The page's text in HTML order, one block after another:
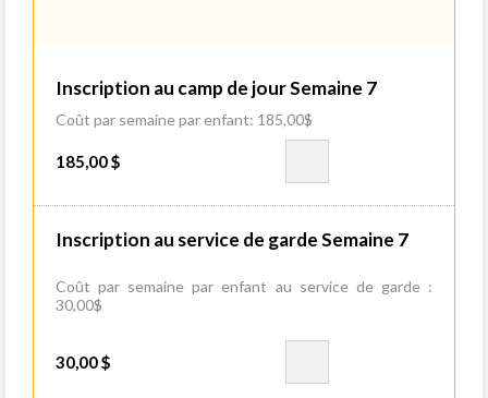
Inscription au camp de jour Semaine 7
Coût par semaine par enfant: 185,00$
185,00 $
Inscription au service de garde Semaine 7
Coût par semaine par enfant au service de garde :
30,00$
30,00 $